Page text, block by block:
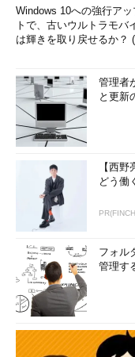
Windows 10への強行アッ
トで、古いウルトラモバ
は輝きを取り戻せるか？
管理者
と更新
【西
どう働
フォル
管理す